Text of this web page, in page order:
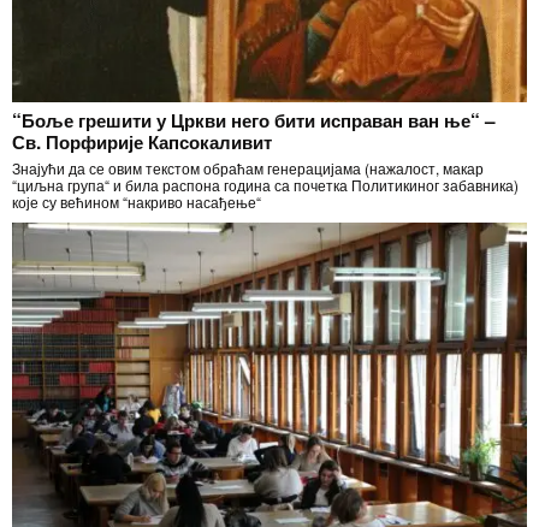
“Боље грешити у Цркви него бити исправан ван ње“ –
Св. Порфирије Капсокаливит
Знајући да се овим текстом обраћам генерацијама (нажалост, макар
“циљна група“ и била распона година са почетка Политикиног забавника)
које су већином “накриво насађење“